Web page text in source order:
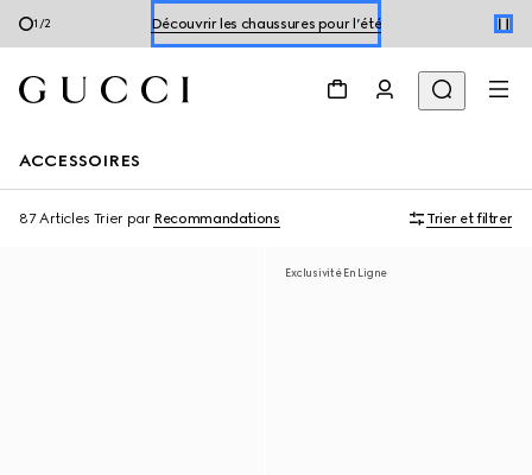
2 /2 Réservez un rendez-vous
ACCESSOIRES
87 Articles Trier par Recommandations Trier et filtrer
Exclusivité En Ligne